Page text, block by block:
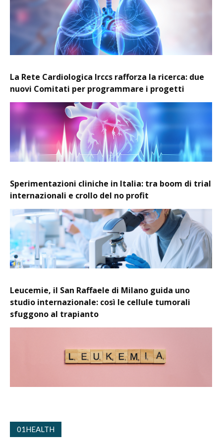
La Rete Cardiologica Irccs rafforza la ricerca: due
nuovi Comitati per programmare i progetti
Sperimentazioni cliniche in Italia: tra boom di trial
internazionali e crollo del no profit
Leucemie, il San Raffaele di Milano guida uno
studio internazionale: così le cellule tumorali
sfuggono al trapianto
01HEALTH